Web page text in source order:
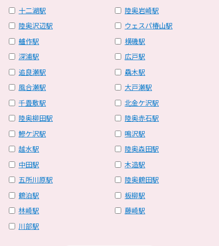
十二湖駅
陸奥岩崎駅
陸奥沢辺駅
ウェスパ椿山駅
艫作駅
横磯駅
深浦駅
広戸駅
追良瀬駅
驫木駅
風合瀬駅
大戸瀬駅
千畳敷駅
北金ケ沢駅
陸奥柳田駅
陸奥赤石駅
鰺ケ沢駅
鳴沢駅
越水駅
陸奥森田駅
中田駅
木造駅
五所川原駅
陸奥鶴田駅
鶴泊駅
板柳駅
林崎駅
藤崎駅
川部駅